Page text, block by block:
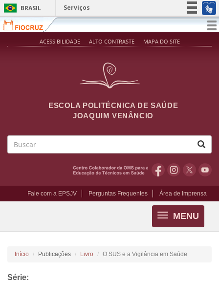
Pular para o conteúdo principal
BRASIL
Serviços
Simplifique!
Participe
ACESSIBILIDADE ALTO CONTRASTE MAPA DO SITE
ESCOLA POLITÉCNICA DE SAÚDE
JOAQUIM VENÂNCIO
Fale com a EPSJV Perguntas Frequentes Área de Imprensa
MENU
Toggle
navigation
Início Publicações Livro O SUS e a Vigilância em Saúde
Série: